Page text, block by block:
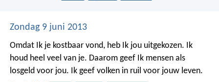
Zondag 9 juni 2013
Omdat Ik je kostbaar vond, heb Ik jou uitgekozen. Ik
houd heel veel van je. Daarom geef Ik mensen als
losgeld voor jou. Ik geef volken in ruil voor jouw leven.